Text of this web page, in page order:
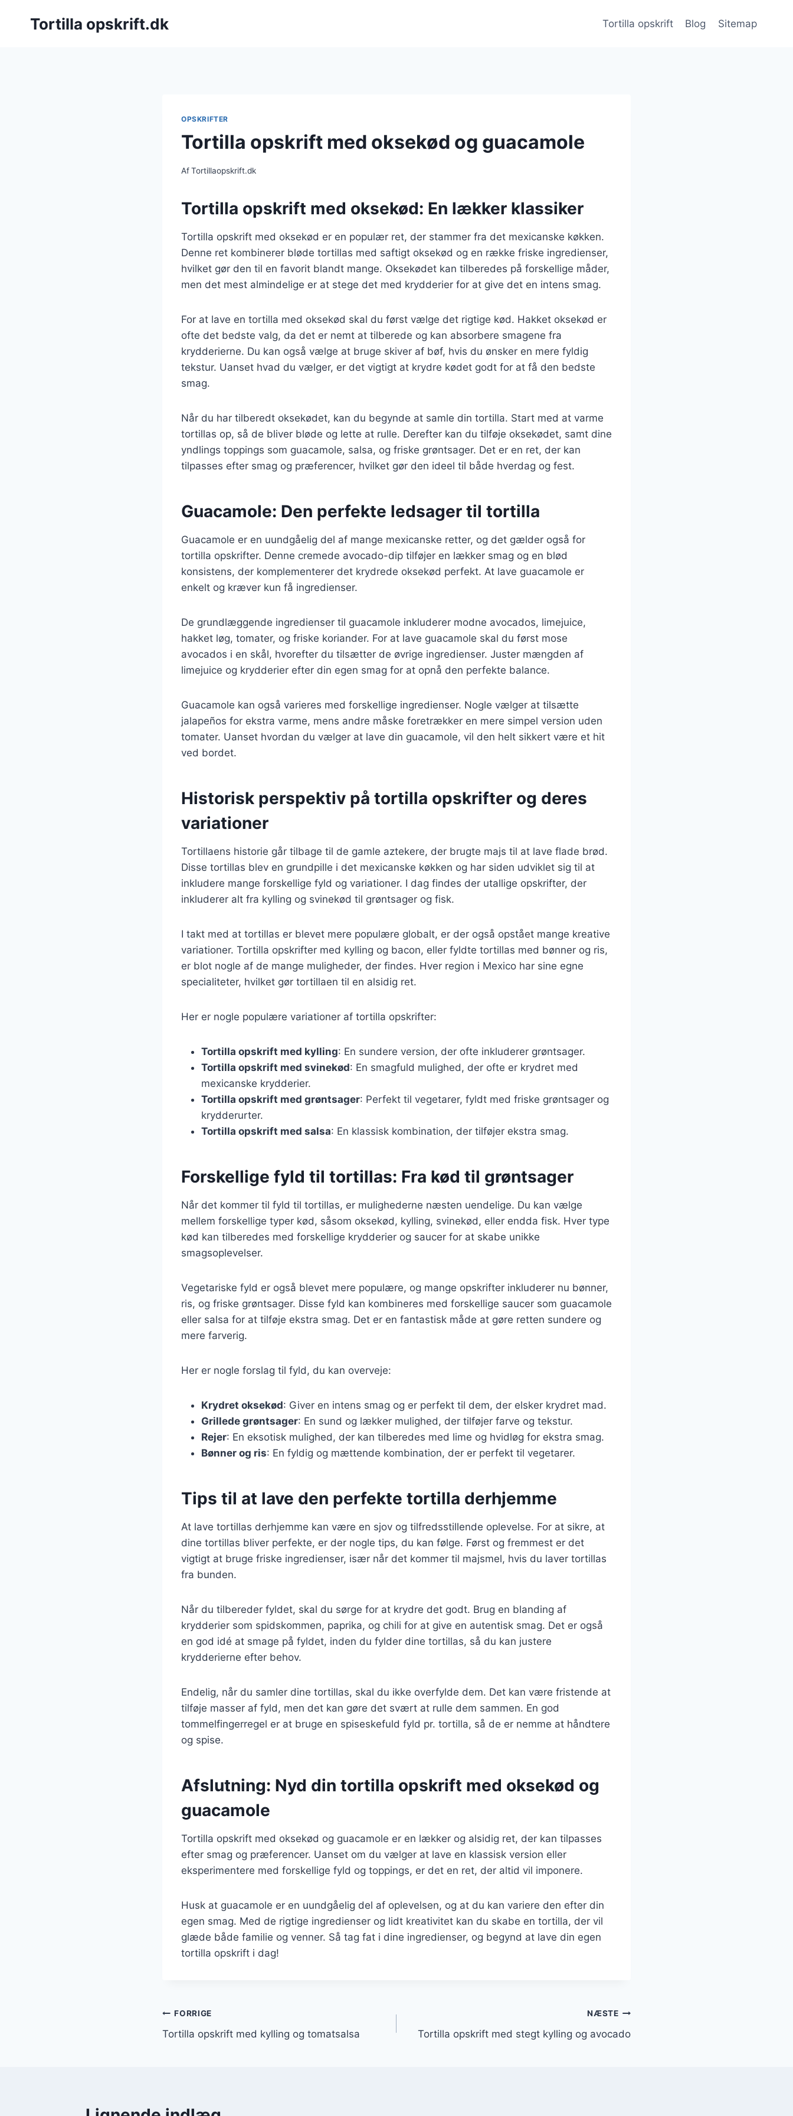
Tortilla opskrift.dk Tortilla opskrift Blog Sitemap
OPSKRIFTER
Tortilla opskrift med oksekød og guacamole
AfTortillaopskrift.dk
Tortilla opskrift med oksekød: En lækker klassiker
Tortilla opskrift med oksekød er en populær ret, der stammer fra det mexicanske køkken.
Denne ret kombinerer bløde tortillas med saftigt oksekød og en række friske ingredienser,
hvilket gør den til en favorit blandt mange. Oksekødet kan tilberedes på forskellige måder,
men det mest almindelige er at stege det med krydderier for at give det en intens smag.
For at lave en tortilla med oksekød skal du først vælge det rigtige kød. Hakket oksekød er
ofte det bedste valg, da det er nemt at tilberede og kan absorbere smagene fra
krydderierne. Du kan også vælge at bruge skiver af bøf, hvis du ønsker en mere fyldig
tekstur. Uanset hvad du vælger, er det vigtigt at krydre kødet godt for at få den bedste
smag.
Når du har tilberedt oksekødet, kan du begynde at samle din tortilla. Start med at varme
tortillas op, så de bliver bløde og lette at rulle. Derefter kan du tilføje oksekødet, samt dine
yndlings toppings som guacamole, salsa, og friske grøntsager. Det er en ret, der kan
tilpasses efter smag og præferencer, hvilket gør den ideel til både hverdag og fest.
Guacamole: Den perfekte ledsager til tortilla
Guacamole er en uundgåelig del af mange mexicanske retter, og det gælder også for
tortilla opskrifter. Denne cremede avocado-dip tilføjer en lækker smag og en blød
konsistens, der komplementerer det krydrede oksekød perfekt. At lave guacamole er
enkelt og kræver kun få ingredienser.
De grundlæggende ingredienser til guacamole inkluderer modne avocados, limejuice,
hakket løg, tomater, og friske koriander. For at lave guacamole skal du først mose
avocados i en skål, hvorefter du tilsætter de øvrige ingredienser. Juster mængden af
limejuice og krydderier efter din egen smag for at opnå den perfekte balance.
Guacamole kan også varieres med forskellige ingredienser. Nogle vælger at tilsætte
jalapeños for ekstra varme, mens andre måske foretrækker en mere simpel version uden
tomater. Uanset hvordan du vælger at lave din guacamole, vil den helt sikkert være et hit
ved bordet.
Historisk perspektiv på tortilla opskrifter og deres
variationer
Tortillaens historie går tilbage til de gamle aztekere, der brugte majs til at lave flade brød.
Disse tortillas blev en grundpille i det mexicanske køkken og har siden udviklet sig til at
inkludere mange forskellige fyld og variationer. I dag findes der utallige opskrifter, der
inkluderer alt fra kylling og svinekød til grøntsager og fisk.
I takt med at tortillas er blevet mere populære globalt, er der også opstået mange kreative
variationer. Tortilla opskrifter med kylling og bacon, eller fyldte tortillas med bønner og ris,
er blot nogle af de mange muligheder, der findes. Hver region i Mexico har sine egne
specialiteter, hvilket gør tortillaen til en alsidig ret.
Her er nogle populære variationer af tortilla opskrifter:
Tortilla opskrift med kylling: En sundere version, der ofte inkluderer grøntsager.
Tortilla opskrift med svinekød: En smagfuld mulighed, der ofte er krydret med
mexicanske krydderier.
Tortilla opskrift med grøntsager: Perfekt til vegetarer, fyldt med friske grøntsager og
krydderurter.
Tortilla opskrift med salsa: En klassisk kombination, der tilføjer ekstra smag.
Forskellige fyld til tortillas: Fra kød til grøntsager
Når det kommer til fyld til tortillas, er mulighederne næsten uendelige. Du kan vælge
mellem forskellige typer kød, såsom oksekød, kylling, svinekød, eller endda fisk. Hver type
kød kan tilberedes med forskellige krydderier og saucer for at skabe unikke
smagsoplevelser.
Vegetariske fyld er også blevet mere populære, og mange opskrifter inkluderer nu bønner,
ris, og friske grøntsager. Disse fyld kan kombineres med forskellige saucer som guacamole
eller salsa for at tilføje ekstra smag. Det er en fantastisk måde at gøre retten sundere og
mere farverig.
Her er nogle forslag til fyld, du kan overveje:
Krydret oksekød: Giver en intens smag og er perfekt til dem, der elsker krydret mad.
Grillede grøntsager: En sund og lækker mulighed, der tilføjer farve og tekstur.
Rejer: En eksotisk mulighed, der kan tilberedes med lime og hvidløg for ekstra smag.
Bønner og ris: En fyldig og mættende kombination, der er perfekt til vegetarer.
Tips til at lave den perfekte tortilla derhjemme
At lave tortillas derhjemme kan være en sjov og tilfredsstillende oplevelse. For at sikre, at
dine tortillas bliver perfekte, er der nogle tips, du kan følge. Først og fremmest er det
vigtigt at bruge friske ingredienser, især når det kommer til majsmel, hvis du laver tortillas
fra bunden.
Når du tilbereder fyldet, skal du sørge for at krydre det godt. Brug en blanding af
krydderier som spidskommen, paprika, og chili for at give en autentisk smag. Det er også
en god idé at smage på fyldet, inden du fylder dine tortillas, så du kan justere
krydderierne efter behov.
Endelig, når du samler dine tortillas, skal du ikke overfylde dem. Det kan være fristende at
tilføje masser af fyld, men det kan gøre det svært at rulle dem sammen. En god
tommelfingerregel er at bruge en spiseskefuld fyld pr. tortilla, så de er nemme at håndtere
og spise.
Afslutning: Nyd din tortilla opskrift med oksekød og
guacamole
Tortilla opskrift med oksekød og guacamole er en lækker og alsidig ret, der kan tilpasses
efter smag og præferencer. Uanset om du vælger at lave en klassisk version eller
eksperimentere med forskellige fyld og toppings, er det en ret, der altid vil imponere.
Husk at guacamole er en uundgåelig del af oplevelsen, og at du kan variere den efter din
egen smag. Med de rigtige ingredienser og lidt kreativitet kan du skabe en tortilla, der vil
glæde både familie og venner. Så tag fat i dine ingredienser, og begynd at lave din egen
tortilla opskrift i dag!
Indlægsnavigation
FORRIGE
Tortilla opskrift med kylling og tomatsalsa
NÆSTE
Tortilla opskrift med stegt kylling og avocado